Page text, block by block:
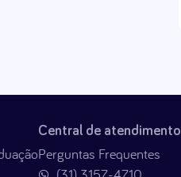
Central de atendimento
Perguntas Frequentes